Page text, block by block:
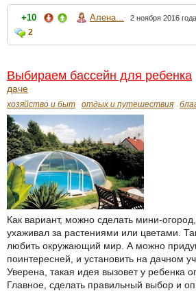
+10 Алена... 2 ноября 2016 года
2
Выбираем бассейн для ребенка
даче
хозяйство и быт отдых и путешествия
Как вариант, можно сделать мини-
ухаживал за растениями или цветами.
любить окружающий мир. А можно
поинтересней, и установить на дачном
Уверена, такая идея вызовет у ребенка
Главное, сделать правильный выбор и